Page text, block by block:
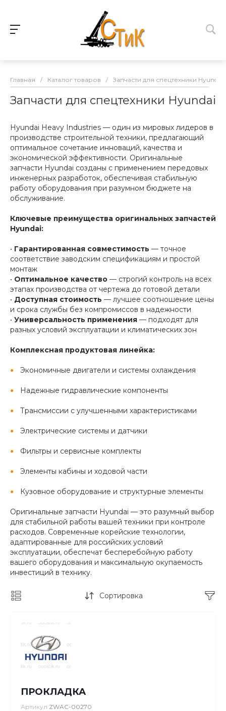
Главная / Каталог товаров / Запчасти для спецтехники Hyundai
Запчасти для спецтехники Hyundai
Hyundai Heavy Industries — один из мировых лидеров в
производстве строительной техники, предлагающий
оптимальное сочетание инноваций, качества и
экономической эффективности. Оригинальные
запчасти Hyundai созданы с применением передовых
инженерных разработок, обеспечивая стабильную
работу оборудования при разумном бюджете на
обслуживание.
Ключевые преимущества оригинальных запчастей
Hyundai:
• Гарантированная совместимость — точное
соответствие заводским спецификациям и простой
монтаж
• Оптимальное качество — строгий контроль на всех
этапах производства от чертежа до готовой детали
• Доступная стоимость — лучшее соотношение цены
и срока службы без компромиссов в надежности
• Универсальность применения — подходят для
разных условий эксплуатации и климатических зон
Комплексная продуктовая линейка:
Экономичные двигатели и системы охлаждения
Надежные гидравлические компоненты
Трансмиссии с улучшенными характеристиками
Электрические системы и датчики
Фильтры и сервисные комплекты
Элементы кабины и ходовой части
Кузовное оборудование и структурные элементы
Оригинальные запчасти Hyundai — это разумный выбор
для стабильной работы вашей техники при контроле
расходов. Современные корейские технологии,
адаптированные для российских условий
эксплуатации, обеспечат бесперебойную работу
вашего оборудования и максимальную окупаемость
инвестиций в технику.
Сортировка
ПРОКЛАДКА
Артикул ZWAC-00270